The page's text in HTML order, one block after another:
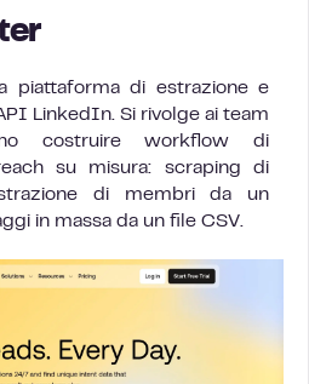
piattaforma di estrazione e
LinkedIn. Si rivolge ai team
costruire workflow di
su misura: scraping di
di membri da un
in massa da un file CSV.